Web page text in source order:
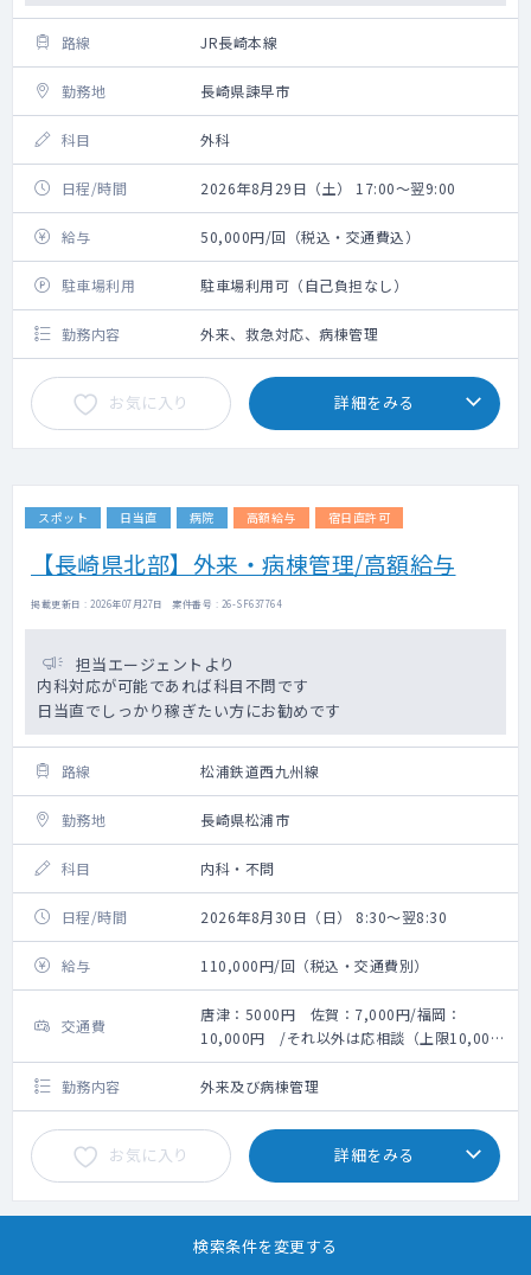
路線 JR長崎本線
勤務地 長崎県諫早市
科目 外科
日程/時間 2026年8月29日（土） 17:00～翌9:00
給与 50,000円/回（税込・交通費込）
駐車場利用 駐車場利用可（自己負担なし）
勤務内容 外来、救急対応、病棟管理
お気に入り 詳細をみる
スポット 日当直 病院 高額給与 宿日直許可
【長崎県北部】外来・病棟管理/高額給与
掲載更新日 : 2026年07月27日 案件番号 : 26-SF637764
担当エージェントより
内科対応が可能であれば科目不問です
日当直でしっかり稼ぎたい方にお勧めです
路線 松浦鉄道西九州線
勤務地 長崎県松浦市
科目 内科・不問
日程/時間 2026年8月30日（日） 8:30～翌8:30
給与 110,000円/回（税込・交通費別）
交通費
唐津：5000円 佐賀：7,000円/福岡：
10,000円 /それ以外は応相談（上限10,000
円）
勤務内容
外来及び病棟管理
お気に入り 詳細をみる
2 3 4 5
検索条件を変更する